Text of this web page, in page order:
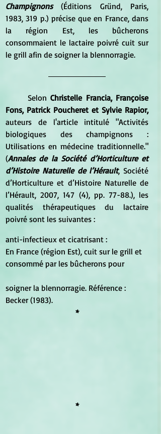
Champignons (Éditions Gründ, Paris,
1983, 319 p.) précise que en France, dans
la région Est, les bûcherons
consommaient le lactaire poivré cuit sur
le grill afin de soigner la blennorragie.
Selon Christelle Francia, Françoise
Fons, Patrick Poucheret et Sylvie Rapior,
auteurs de l'article intitulé "Activités
biologiques des champignons :
Utilisations en médecine traditionnelle."
(Annales de la Société d’Horticulture et
d’Histoire Naturelle de l’Hérault, Société
d’Horticulture et d’Histoire Naturelle de
l’Hérault, 2007, 147 (4), pp. 77-88.), les
qualités thérapeutiques du lactaire
poivré sont les suivantes :
anti-infectieux et cicatrisant :
En France (région Est), cuit sur le grill et
consommé par les bûcherons pour
soigner la blennorragie. Référence :
Becker (1983).
*
*